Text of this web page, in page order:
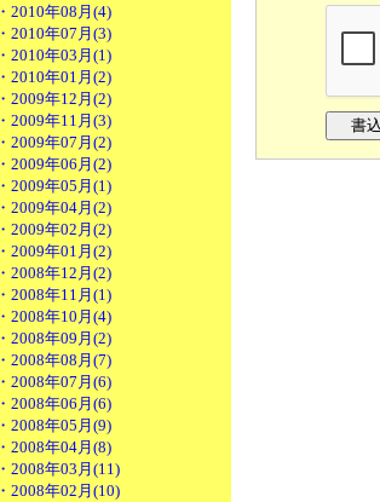
・2010年08月(4)
・2010年07月(3)
・2010年03月(1)
・2010年01月(2)
・2009年12月(2)
・2009年11月(3)
・2009年07月(2)
・2009年06月(2)
・2009年05月(1)
・2009年04月(2)
・2009年02月(2)
・2009年01月(2)
・2008年12月(2)
・2008年11月(1)
・2008年10月(4)
・2008年09月(2)
・2008年08月(7)
・2008年07月(6)
・2008年06月(6)
・2008年05月(9)
・2008年04月(8)
・2008年03月(11)
・2008年02月(10)